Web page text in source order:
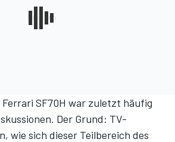
Ferrari SF70H war zuletzt häufig
Der Grund: TV-
wie sich dieser Teilbereich des